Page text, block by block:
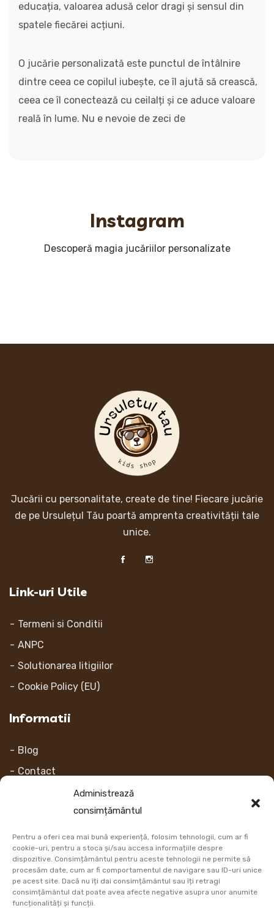
Administrează
consimțământul
Pentru a oferi cea mai bună experiență, folosim tehnologii, cum ar fi
cookie-uri, pentru a stoca și/sau accesa informațiile despre
dispozitive. Consimțământul pentru aceste tehnologii ne permite să
procesăm date, cum ar fi comportamentul de navigare sau ID-uri unice
pe acest site. Dacă nu îți dai consimțământul sau îți retragi
consimțământul dat poate avea afecte negative asupra unor anumite
funcționalități și funcții.
educația, valoarea adusă celor dragi și sensul din
spatele fiecărei acțiuni.
O jucărie personalizată este punctul de întâlnire
dintre ceea ce copilul iubește, ce îl ajută să crească,
ceea ce îl conectează cu ceilalți și ce aduce valoare
reală în lume. Nu e nevoie de zeci de
Instagram
Descoperă magia jucăriilor personalizate
Jucării cu personalitate, create de tine! Fiecare jucărie
de pe Ursulețul Tău poartă amprenta creativității tale
unice.
Link-uri Utile
Termeni si Conditii
ANPC
Solutionarea litigiilor
Cookie Policy (EU)
Informatii
Blog
Contact
Link-uri
Retur
Metoda de plata